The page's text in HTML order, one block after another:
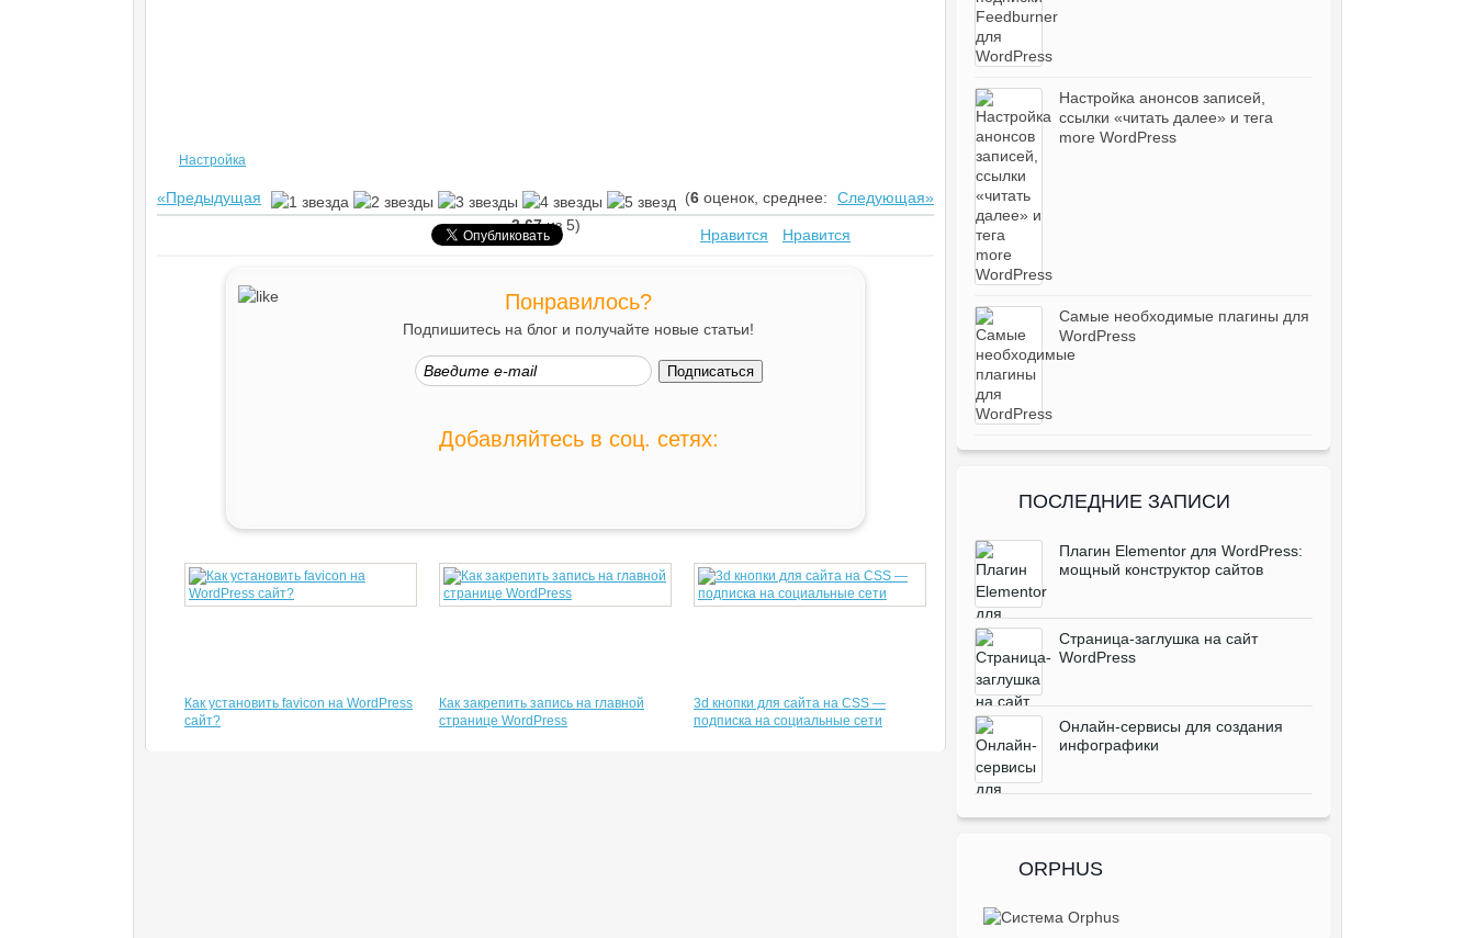
Настройка
«Предыдущая Следующая»
(6 оценок, среднее:
3,67из 5)
Нравится Нравится
Понравилось?
Подпишитесь на блог и получайте новые статьи!
Добавляйтесь в соц. сетях:
Как установить favicon на WordPress
сайт?
Как закрепить запись на главной
странице WordPress
3d кнопки для сайта на CSS —
подписка на социальные сети
Настройка анонсов записей,
ссылки «читать далее» и тега
more WordPress
Самые необходимые плагины для
WordPress
ПОСЛЕДНИЕ ЗАПИСИ
Плагин Elementor для WordPress:
мощный конструктор сайтов
Cтраница-заглушка на сайт
WordPress
Онлайн-сервисы для создания
инфографики
ORPHUS